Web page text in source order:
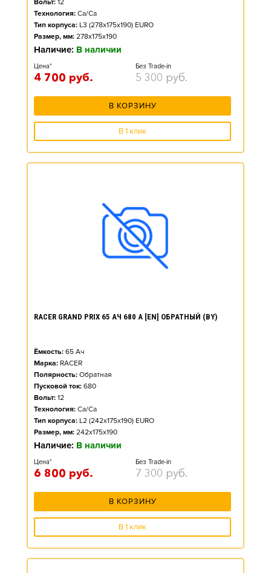
Вольт: 12
Технология: Ca/Ca
Тип корпуса: L3 (278x175x190) EURO
Размер, мм: 278x175x190
Наличие: В наличии
Цена*
4 700 руб.
Без Trade-in
5 300 руб.
В КОРЗИНУ
В 1 клик
RACER GRAND PRIX 65 АЧ 680 А [EN] ОБРАТНЫЙ (BY)
Ёмкость: 65 Ач
Марка: RACER
Полярность: Обратная
Пусковой ток: 680
Вольт: 12
Технология: Ca/Ca
Тип корпуса: L2 (242x175x190) EURO
Размер, мм: 242x175x190
Наличие: В наличии
Цена*
6 800 руб.
Без Trade-in
7 300 руб.
В КОРЗИНУ
В 1 клик